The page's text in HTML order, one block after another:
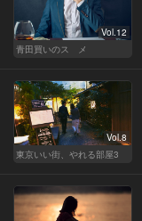
Vol.12
青田買いのスゝメ
Vol.8
東京いい街、やれる部屋3